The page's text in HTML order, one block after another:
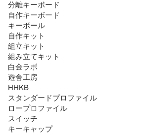
分離キーボード
自作キーボード
キーボール
自作キット
組立キット
組み立てキット
白金ラボ
遊舎工房
HHKB
スタンダードプロファイル
ロープロファイル
スイッチ
キーキャップ